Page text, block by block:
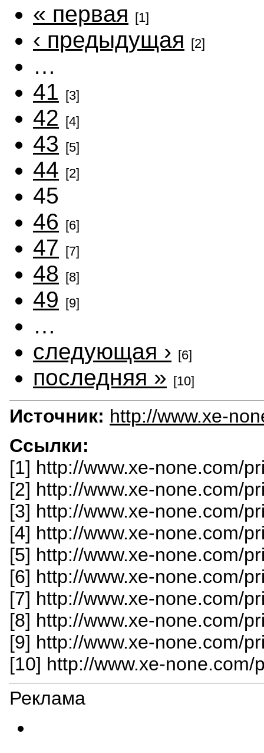
« первая [1]
‹ предыдущая [2]
…
41 [3]
42 [4]
43 [5]
44 [2]
45
46 [6]
47 [7]
48 [8]
49 [9]
…
следующая › [6]
последняя » [10]
Источник: http://www.xe-
Ссылки:
[1] http://www.xe-none.com/
[2] http://www.xe-none.com/
[3] http://www.xe-none.com/
[4] http://www.xe-none.com/
[5] http://www.xe-none.com/
[6] http://www.xe-none.com/
[7] http://www.xe-none.com/
[8] http://www.xe-none.com/
[9] http://www.xe-none.com/
[10] http://www.xe-none.com/
Реклама